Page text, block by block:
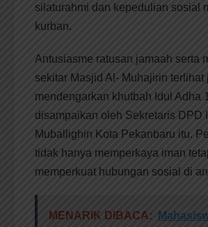
silaturahmi dan kepedulian sosial
kurban.
Antusiasme ratusan jamaah serta
sekitar Masjid Al- Muhajirin terlihat
mendengarkan khutbah Idul Adha
disampaikan oleh Sekretaris DPD
Muballighin Kota Pekanbaru itu.
tidak hanya memperkaya iman
memperkuat hubungan sosial di
MENARIK DIBACA: